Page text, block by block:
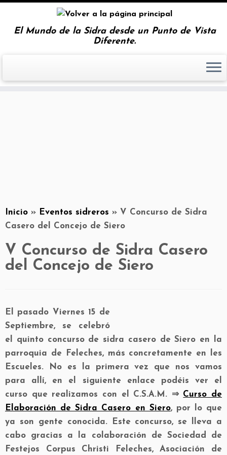
El Mundo de la Sidra desde un Punto de Vista
Diferente.
Inicio » Eventos sidreros » V Concurso de Sidra
Casero del Concejo de Siero
V Concurso de Sidra Casero
del Concejo de Siero
El pasado Viernes 15 de
Septiembre, se celebró
el quinto concurso de sidra casero de Siero en la
parroquia de Feleches, más concretamente en les
Escueles. No es la primera vez que nos vamos
para allí, en el siguiente enlace podéis ver el
curso que realizamos con el C.S.A.M. ⇒ Curso de
Elaboración de Sidra Casero en Siero, por lo que
ya son gente conocida. Este concurso, se lleva a
cabo gracias a la colaboración de Sociedad de
Festejos Corpus Christi Feleches, Asociación de